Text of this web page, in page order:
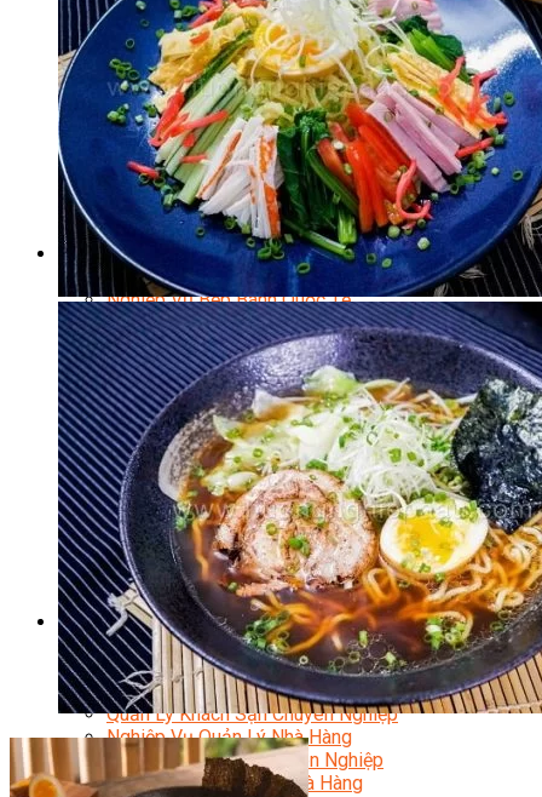
Loading...
Cà Phê Pha Máy
Khởi Sự Kinh Doanh Cafe – Chuỗi Cafe
Bí Quyết Khởi Nghiệp Mô Hình Đồ Uống
Kinh Doanh Mô Hình Đồ Uống Thịnh Hành
Kinh Doanh Chuỗi Và Nhượng Quyền
Tiếng Anh Chuyên Ngành Pha Chế
Học Làm Kem
Học Pha Chế Trà Sữa
Chuyên Đề Pha Chế
Video Dạy Pha Chế
Làm Bánh
Nghiệp Vụ Bếp Trưởng Bếp Bánh
Nghiệp Vụ Bếp Bánh Quốc Tế
Nghiệp Vụ Quản Lý Bếp Bánh
Nghiệp Vụ Bánh Kem
Bánh Việt
Bánh Nhật
Bánh Mì Nâng Cao
Bánh Đài Loan
Bánh Ngắn Hạn
Bánh Kinh Doanh
Handmade Mini Cake
Master Class
Bí Quyết Kinh Doanh Và Vận Hành Mô Hình Bánh
Chuyên Đề Bếp Bánh
Video Dạy Làm Bánh
Quản Trị NHKS
Quản Trị Nhà Hàng Khách Sạn Quốc Tế
Nghiệp Vụ Quản Lý NH-KS
Quản Lý Nhà Hàng Chuyên Nghiệp
Quản Lý Khách Sạn Chuyên Nghiệp
Nghiệp Vụ Quản Lý Nhà Hàng
Nghiệp Vụ Lễ Tân Chuyên Nghiệp
Giám Đốc Điều Hành Nhà Hàng